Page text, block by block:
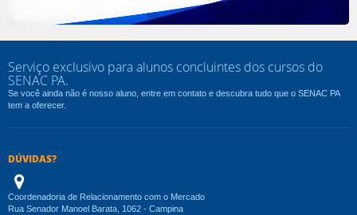
Serviço exclusivo para alunos concluintes dos cursos do
SENAC PA.
Se você ainda não é nosso aluno, entre em contato e descubra tudo que o SENAC PA
tem a oferecer.
DÚVIDAS?
Coordenadoria de Relacionamento com o Mercado
Rua Senador Manoel Barata, 1062 - Campina